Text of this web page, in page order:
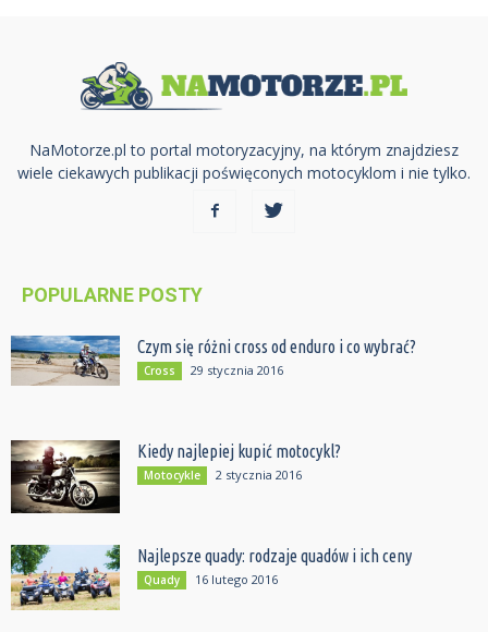
NaMotorze.pl to portal motoryzacyjny, na którym znajdziesz
wiele ciekawych publikacji poświęconych motocyklom i nie tylko.
POPULARNE POSTY
Czym się różni cross od enduro i co wybrać?
Cross 29 stycznia 2016
Kiedy najlepiej kupić motocykl?
Motocykle 2 stycznia 2016
Najlepsze quady: rodzaje quadów i ich ceny
Quady 16 lutego 2016